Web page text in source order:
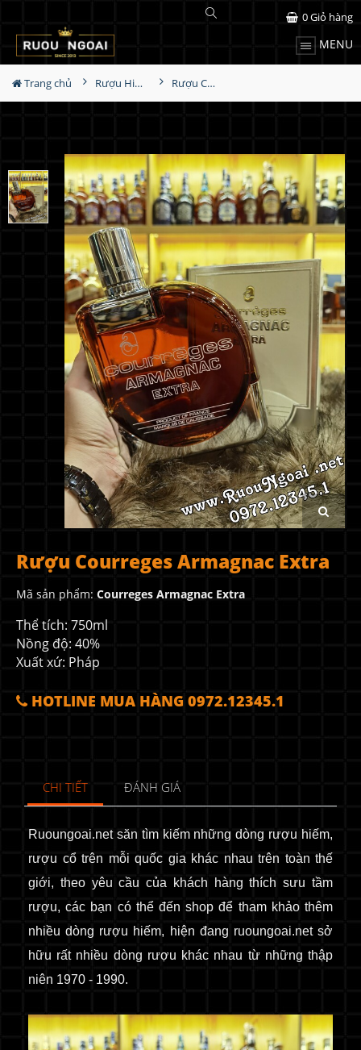
MENU
0Giỏ hàng
Trang chủ Rượu Hiếm - Cũ Rượu Courreges Armagnac Extra
Rượu Courreges Armagnac Extra
Mã sản phẩm: Courreges Armagnac Extra
Thể tích: 750ml
Nồng độ: 40%
Xuất xứ: Pháp
HOTLINE MUA HÀNG 0972.12345.1
CHI TIẾT ĐÁNH GIÁ
Ruoungoai.netsăn tìm kiếm những dòng rượu hiếm,
rượu cổ trên mỗi quốc gia khác nhau trên toàn thế
giới, theo yêu cầu của khách hàng thích sưu tầm
rượu, các bạn có thể đến shop để tham khảo thêm
nhiều dòng rượu hiếm, hiện đang ruoungoai.net sở
hữu rất nhiều dòng rượu khác nhau từ những thập
niên 1970 - 1990.